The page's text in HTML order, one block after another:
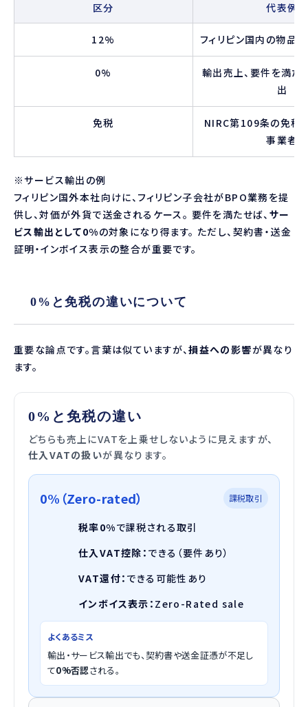
区分 代表例
12% フィリピン国内の物品
0%
輸出売上、要件を満た
出
免税
NIRC第109条の免税
事業者
※サービス輸出の例
フィリピン国外本社向けに、フィリピン子会社がBPO業務を提
供し、対価が外貨で送金されるケース。 要件を満たせば、 サー
ビス輸出として0%の対象になり得ます。 ただし、契約書・送金
証明・インボイス表示の整合が重要です。
0%と免税の違いについて
重要な論点です。言葉は似ていますが、損益への影響が異なり
ます。
0%と免税の違い
どちらも売上にVATを上乗せしないように見えますが、
仕入VATの扱いが異なります。
0%（Zero-rated） 課税取引
税率0%で課税される取引
仕入VAT控除： できる（要件あり）
VAT還付： できる可能性あり
インボイス表示： Zero-Rated sale
よくあるミス
輸出・サービス輸出でも、契約書や送金証憑が不足し
て0%否認される。